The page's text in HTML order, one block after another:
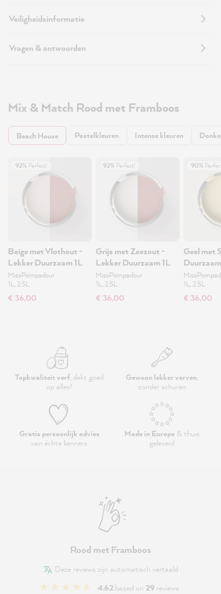
Veiligheidsinformatie
Vragen & antwoorden
Mix & Match Rood met Framboos
Beach House Pastelkleuren Intense kleuren
92% Perfect!
Beige met Vlothout -
Lekker Duurzaam 1L
MissPompadour
1L, 2.5L
€ 36,00
92% Perfect!
Grijs met Zeezout -
Lekker Duurzaam 1L
MissPompadour
1L, 2.5L
€ 36,00
90%
Geel met
1L, 2.5L
€ 36,00
Topkwaliteit verf, dekt goed
op alles!
Gewoon lekker verven,
zonder schuren
Gratis persoonlijk advies
van échte kenners
Made in Europe& thuis
geleverd
Rood met Framboos
Deze reviews zijn automatisch vertaald
4.62based on 29 reviews